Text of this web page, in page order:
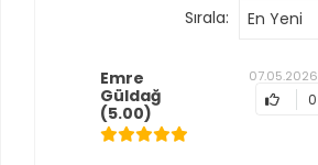
Sırala: En Yeni
Emre
Güldağ
(5.00)
07.05.2026
0